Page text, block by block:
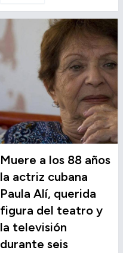
Muere a los 88 años
la actriz cubana
Paula Alí, querida
figura del teatro y
la televisión
durante seis